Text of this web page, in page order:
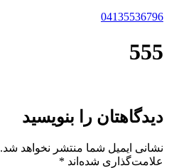
04135536796
555
دیدگاهتان را بنویسید
نشانی ایمیل شما منتشر نخواهد شد.
علامت‌گذاری شده‌اند *